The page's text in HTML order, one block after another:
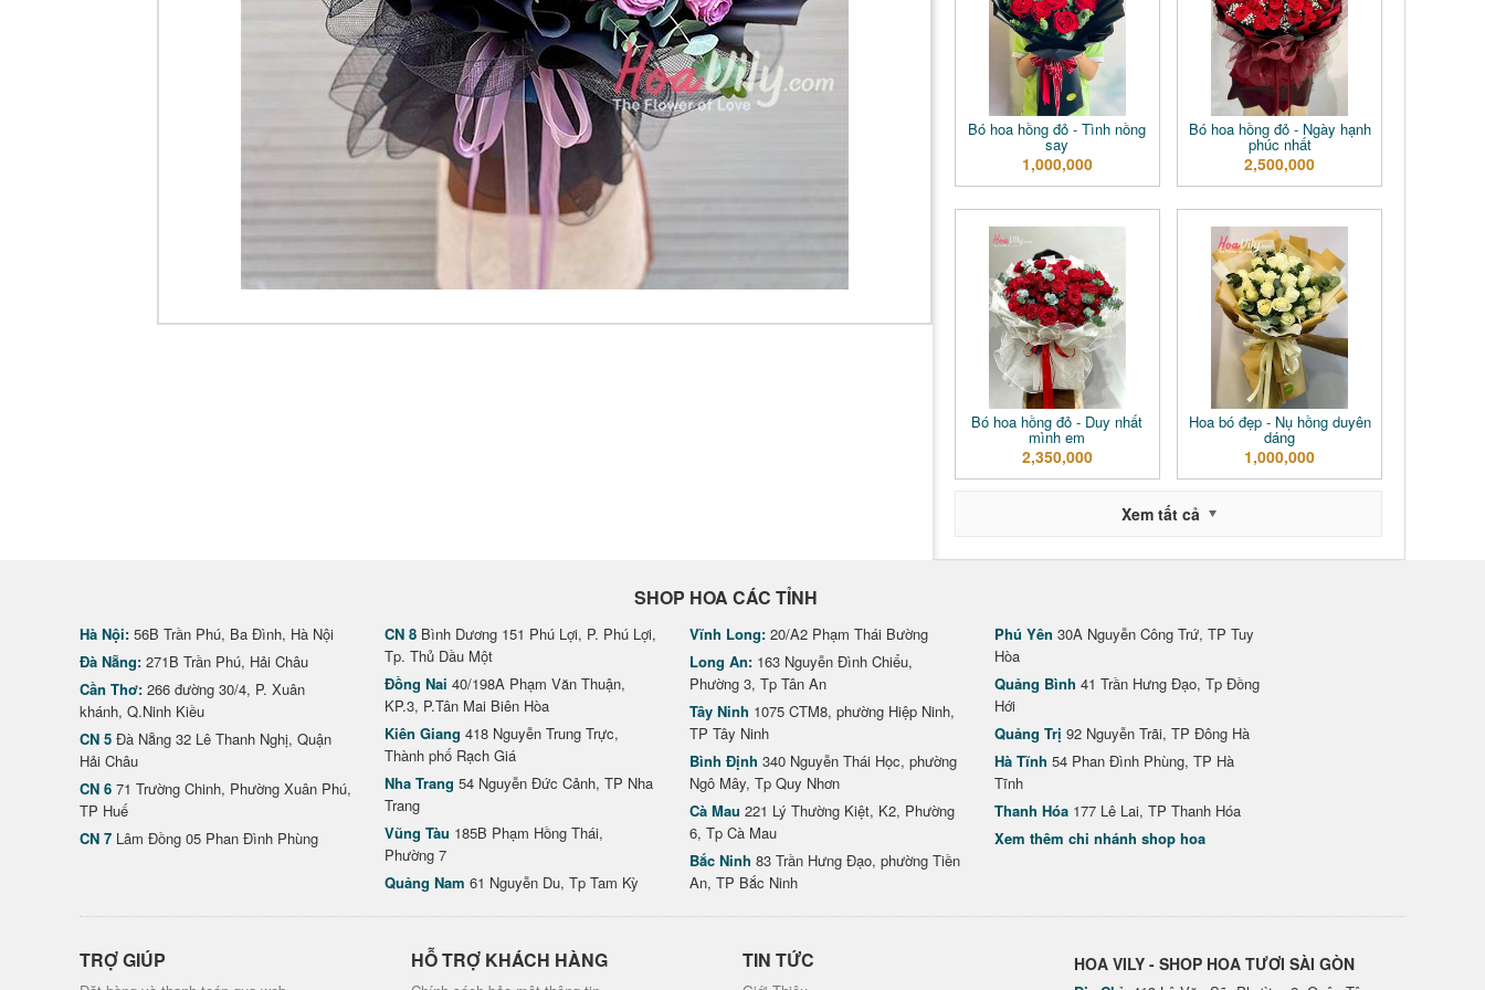
Bó hoa hồng đỏ - Tình nồng
say
1,000,000
Bó hoa hồng đỏ - Ngày hạnh
phúc nhất
2,500,000
Bó hoa hồng đỏ - Duy nhất
mình em
2,350,000
Hoa bó đẹp - Nụ hồng duyên
dáng
1,000,000
Xem tất cả
SHOP HOA CÁC TỈNH
Hà Nội: 56B Trần Phú, Ba Đình, Hà Nội
Đà Nẵng: 271B Trần Phú, Hải Châu
Cần Thơ: 266 đường 30/4, P. Xuân
khánh, Q.Ninh Kiều
CN 5 Đà Nẵng 32 Lê Thanh Nghị, Quận
Hải Châu
CN 6 71 Trường Chinh, Phường Xuân Phú,
TP Huế
CN 7 Lâm Đồng 05 Phan Đình Phùng
CN 8 Bình Dương 151 Phú Lợi, P. Phú Lợi,
Tp. Thủ Dầu Một
Đồng Nai 40/198A Phạm Văn Thuận,
KP.3, P.Tân Mai Biên Hòa
Kiên Giang 418 Nguyễn Trung Trực,
Thành phố Rạch Giá
Nha Trang 54 Nguyễn Đức Cảnh, TP Nha
Trang
Vũng Tàu 185B Phạm Hồng Thái,
Phường 7
Quảng Nam 61 Nguyễn Du, Tp Tam Kỳ
Vĩnh Long: 20/A2 Phạm Thái Bường
Long An: 163 Nguyễn Đình Chiểu,
Phường 3, Tp Tân An
Tây Ninh 1075 CTM8, phường Hiệp Ninh,
TP Tây Ninh
Bình Định 340 Nguyễn Thái Học, phường
Ngô Mây, Tp Quy Nhơn
Cà Mau 221 Lý Thường Kiệt, K2, Phường
6, Tp Cà Mau
Bắc Ninh 83 Trần Hưng Đạo, phường Tiền
An, TP Bắc Ninh
Phú Yên 30A Nguyễn Công Trứ, TP Tuy
Hòa
Quảng Bình 41 Trần Hưng Đạo, Tp Đồng
Hới
Quảng Trị 92 Nguyễn Trãi, TP Đông Hà
Hà Tĩnh 54 Phan Đình Phùng, TP Hà
Tĩnh
Thanh Hóa 177 Lê Lai, TP Thanh Hóa
Xem thêm chi nhánh shop hoa
TRỢ GIÚP HỖ TRỢ KHÁCH HÀNG TIN TỨC HOA VILY - SHOP HOA TƯƠI SÀI GÒN